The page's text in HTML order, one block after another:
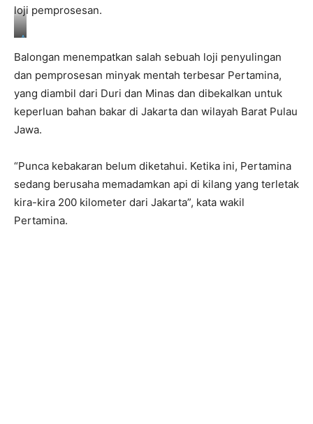
loji pemprosesan.
A
P
Balongan menempatkan salah sebuah loji penyulingan
dan pemprosesan minyak mentah terbesar Pertamina,
yang diambil dari Duri dan Minas dan dibekalkan untuk
keperluan bahan bakar di Jakarta dan wilayah Barat Pulau
Jawa.
“Punca kebakaran belum diketahui. Ketika ini, Pertamina
sedang berusaha memadamkan api di kilang yang terletak
kira-kira 200 kilometer dari Jakarta”, kata wakil
Pertamina.